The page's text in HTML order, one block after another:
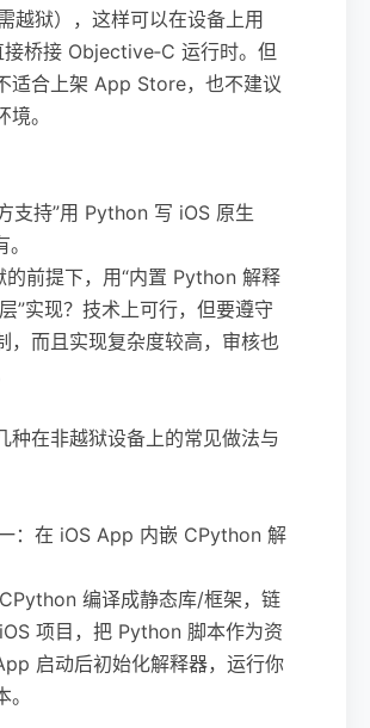
越狱），这样可以在设备上用
桥接 Objective‑C 运行时。但
适合上架 App Store，也不建议
。
支持”用 Python 写 iOS 原生
的前提下，用“内置 Python 解释
”实现？技术上可行，但要遵守
，而且实现复杂度较高，审核也
种在非越狱设备上的常见做法与
：在 iOS App 内嵌 CPython 解
编译成静态库/框架，链
项目，把 Python 脚本作为资
启动后初始化解释器，运行你